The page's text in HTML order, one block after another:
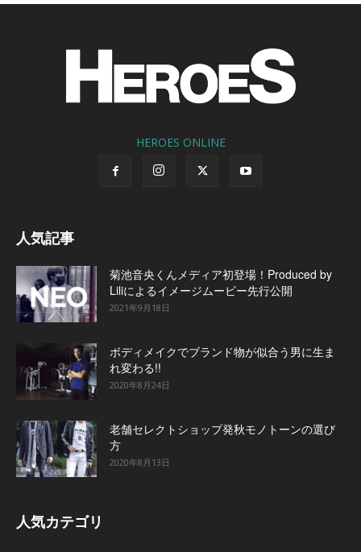
HEROES ONLINE
人気記事
菊池音央くんメディア初登場！Produced by
Liliによるイメージムービー先行公開
2021年9月18日
ボディメイクでブランド物が似合う男に生ま
れ変わる!!
2020年8月24日
老舗セレクトショップ発秋モノトーンの選び
方
2020年8月13日
人気カテゴリ